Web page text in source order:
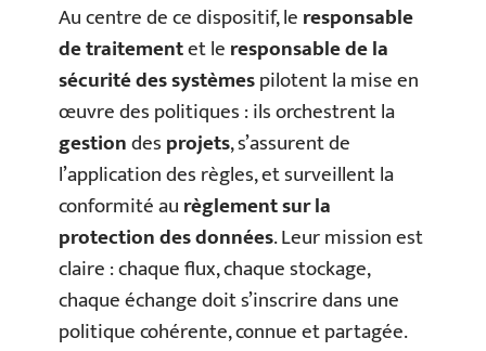
Au centre de ce dispositif, leresponsable
de traitementet leresponsable de la
sécurité des systèmespilotent la mise en
œuvre des politiques : ils orchestrent la
gestiondesprojets, s’assurent de
l’application des règles, et surveillent la
conformité aurèglement sur la
protection des données. Leur mission est
claire : chaque flux, chaque stockage,
chaque échange doit s’inscrire dans une
politique cohérente, connue et partagée.